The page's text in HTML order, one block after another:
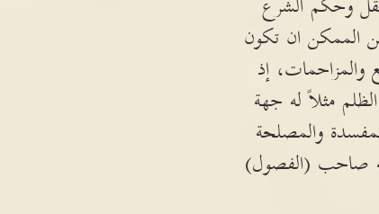
الممكن ان تكون
إذ
مثلاً له جهة
والمصلحة
صاحب (الفصول)